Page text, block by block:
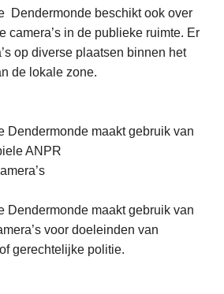
Dendermonde beschikt ook over
camera’s in de publieke ruimte. Er
op diverse plaatsen binnen het
de lokale zone.
Dendermonde maakt gebruik van
ANPR
Dendermonde maakt gebruik van
voor doeleinden van
gerechtelijke politie.